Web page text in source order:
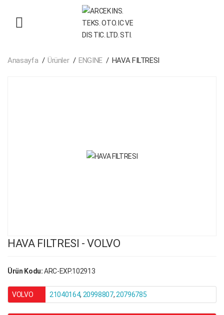
Anasayfa Ürünler ENGINE HAVA FILTRESI
HAVA FILTRESI - VOLVO
Ürün Kodu:ARC-EXP.102913
VOLVO 21040164, 20998807, 20796785